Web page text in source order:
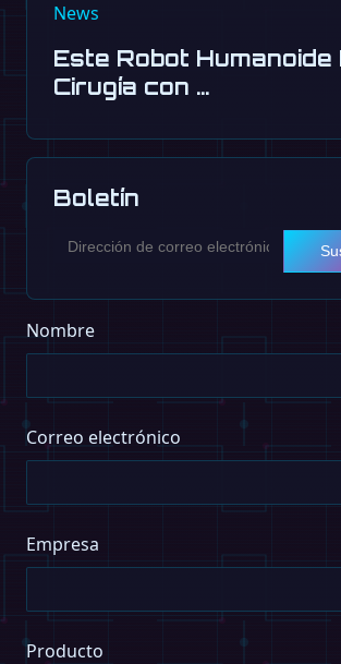
News
Este Robot Humanoide
Cirugía con …
Boletín
Nombre
Correo electrónico
Empresa
Producto